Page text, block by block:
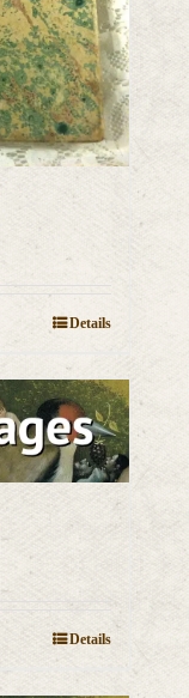
Details
Details